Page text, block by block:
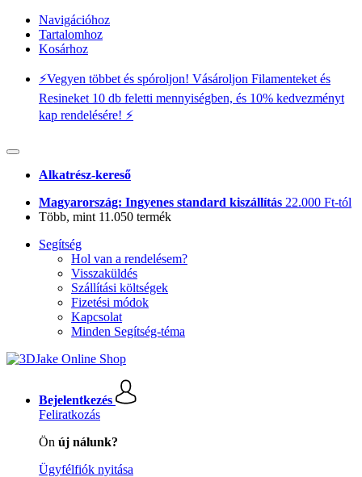
Navigációhoz
Tartalomhoz
Kosárhoz
⚡️Vegyen többet és spóroljon! Vásároljon Filamenteket és
Resineket 10 db feletti mennyiségben, és 10% kedvezményt
kap rendelésére! ⚡️
Alkatrész-kereső
Magyarország: Ingyenes standard kiszállítás 22.000 Ft-tól
Több, mint 11.050 termék
Segítség
Hol van a rendelésem?
Visszaküldés
Szállítási költségek
Fizetési módok
Kapcsolat
Minden Segítség-téma
Bejelentkezés
Feliratkozás
Ön új nálunk?
Ügyfélfiók nyitása